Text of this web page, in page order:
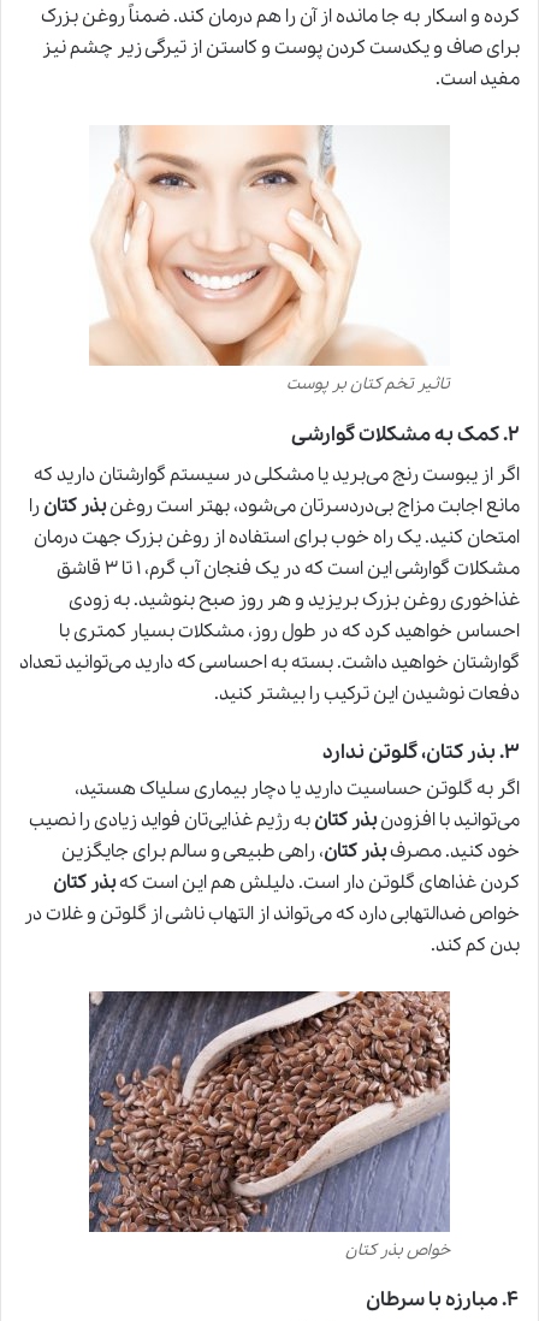
کرده و اسکار به جا مانده از آن را هم درمان کند. ضمناً روغن بزرک
برای صاف و یکدست کردن پوست و کاستن از تیرگی زیر چشم نیز
مفید است.
تاثیر تخم کتان بر پوست
۲.کمک به مشکلات گوارشی
اگر از یبوست رنج می‌برید یا مشکلی در سیستم گوارشتان دارید که
مانع اجابت مزاج بی‌دردسرتان می‌شود، بهتر است روغنبذر کتانرا
امتحان کنید. یک راه خوب برای استفاده از روغن بزرک جهت درمان
مشکلات گوارشی این است که در یک فنجان آب گرم، ۱ تا ۳ قاشق
غذاخوری روغن بزرک بریزید و هر روز صبح بنوشید. به زودی
احساس خواهید کرد که در طول روز، مشکلات بسیار کمتری با
گوارشتان خواهید داشت. بسته به احساسی که دارید می‌توانید تعداد
دفعات نوشیدن این ترکیب را بیشتر کنید.
۳.بذر کتان، گلوتن ندارد
اگر به گلوتن حساسیت دارید یا دچار بیماری سلیاک هستید،
می‌توانید با افزودنبذر کتانبه رژیم غذایی‌تان فواید زیادی را نصیب
خود کنید. مصرفبذر کتان، راهی طبیعی و سالم برای جایگزین
کردن غذاهای گلوتن دار است. دلیلش هم این است کهبذر کتان
خواص ضدالتهابی دارد که می‌تواند از التهاب ناشی از گلوتن و غلات در
بدن کم کند.
خواص بذر کتان
۴.مبارزه با سرطان